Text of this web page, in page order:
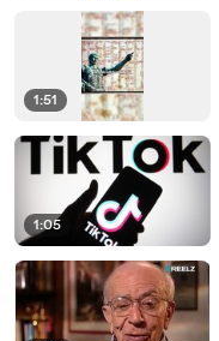
1:51
1:05